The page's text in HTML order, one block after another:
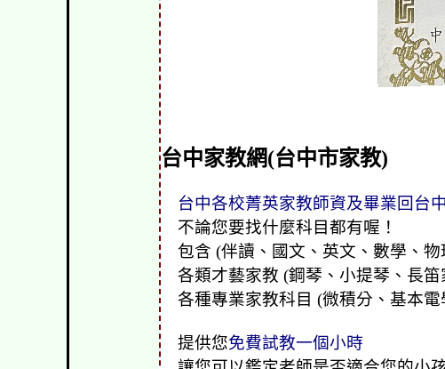
台中家教網(台中市家教)
台中各校菁英家教師資及畢業回台
不論您要找什麼科目都有喔！
包含 (伴讀、國文、英文、數學、物
各類才藝家教 (鋼琴、小提琴、長笛
各種專業家教科目 (微積分、基本電
提供您免費試教一個小時